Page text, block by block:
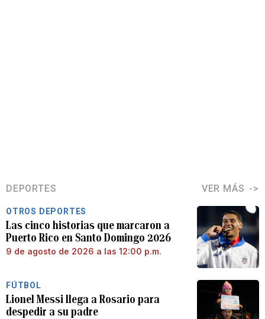
DEPORTES VER MÁS
OTROS DEPORTES
Las cinco historias que marcaron a
Puerto Rico en Santo Domingo 2026
9 de agosto de 2026 a las 12:00 p.m.
FÚTBOL
Lionel Messi llega a Rosario para
despedir a su padre